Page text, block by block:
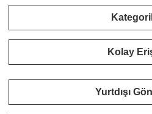
Kolay
Yurtdışı